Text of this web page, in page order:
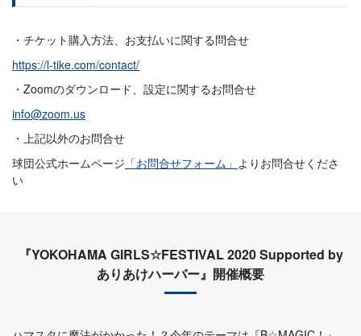
・チケット購入方法、お支払いに関する問合せ
https://l-tike.com/contact/
・Zoomのダウンロード、設定に関するお問合せ
info@zoom.us
・上記以外のお問合せ
球団公式ホームページ 「お問合せフォーム」 よりお問合せくださ
い
『YOKOHAMA GIRLS☆FESTIVAL 2020 Supported by
ありあけハーバー』開催概要